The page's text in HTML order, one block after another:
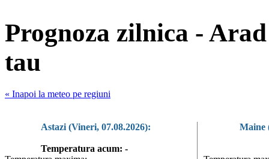
Prognoza zilnica -
tau
« Inapoi la meteo pe regiuni
Astazi (Vineri, 07.08.2026):
Temperatura acum: -
Maine